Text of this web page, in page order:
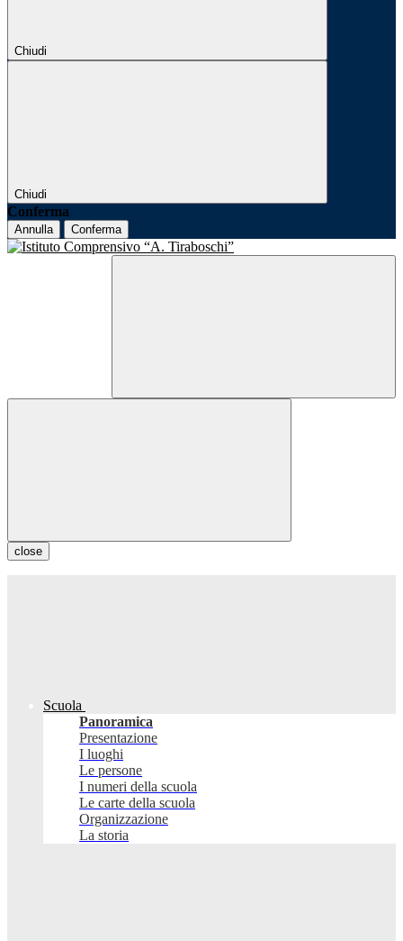
Chiudi
Chiudi
Conferma
Annulla Conferma
close
Scuola
Panoramica
Presentazione
I luoghi
Le persone
I numeri della scuola
Le carte della scuola
Organizzazione
La storia